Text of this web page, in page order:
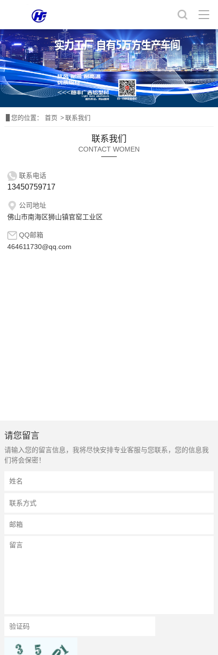
您的位置： 首页 联系我们
联系我们
CONTACT WOMEN
联系电话
13450759717
公司地址
佛山市南海区狮山镇官窑工业区
QQ邮箱
464611730@qq.com
请您留言
请输入您的留言信息，我将尽快安排专业客服与您联系，您的信息我
们将会保密！